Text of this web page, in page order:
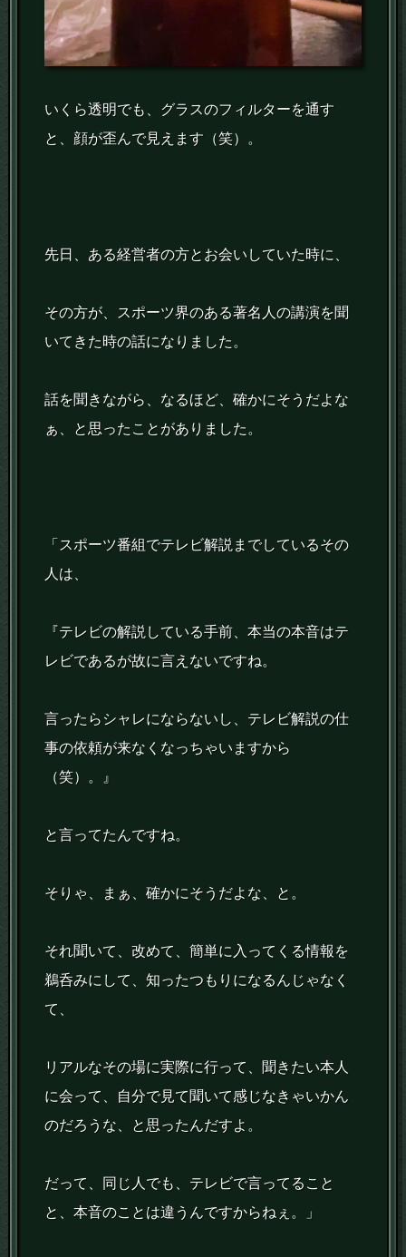
いくら透明でも、グラスのフィルターを通す
と、顔が歪んで見えます（笑）。
先日、ある経営者の方とお会いしていた時に、
その方が、スポーツ界のある著名人の講演を聞
いてきた時の話になりました。
話を聞きながら、なるほど、確かにそうだよな
ぁ、と思ったことがありました。
「スポーツ番組でテレビ解説までしているその
人は、
『テレビの解説している手前、本当の本音はテ
レビであるが故に言えないですね。
言ったらシャレにならないし、テレビ解説の仕
事の依頼が来なくなっちゃいますから
（笑）。』
と言ってたんですね。
そりゃ、まぁ、確かにそうだよな、と。
それ聞いて、改めて、簡単に入ってくる情報を
鵜呑みにして、知ったつもりになるんじゃなく
て、
リアルなその場に実際に行って、聞きたい本人
に会って、自分で見て聞いて感じなきゃいかん
のだろうな、と思ったんだすよ。
だって、同じ人でも、テレビで言ってること
と、本音のことは違うんですからねぇ。」